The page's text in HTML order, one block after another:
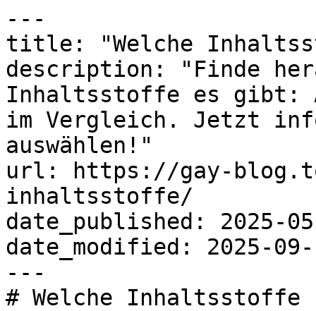
---
title: "Welche
description: "Finde
Inhaltsstoffe es gibt:
im Vergleich. Jetzt
auswählen!"
url: https://gay-
inhaltsstoffe/
date_published: 2025-
date_modified: 2025-09-
---
# Welche Inhaltsstoffe